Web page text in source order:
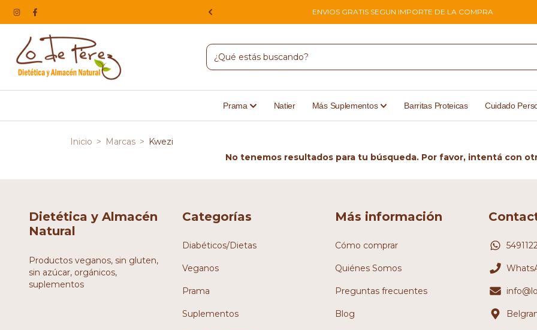
HACEMOS ENVIOS A TODO EL PAIS ENVIOS GRATIS SEGUN IMPORTE DE LA COMPRA
Prama Natier Más Suplementos Barritas Proteicas Cuidado
Inicio > Marcas > Kwezi
No tenemos resultados para tu búsqueda. Por favor, intentá con
Dietética y Almacén
Natural
Productos veganos, sin gluten,
sin azúcar, orgánicos,
suplementos
Categorías
Diabéticos/Dietas
Veganos
Prama
Suplementos
Más información
Cómo comprar
Quiénes Somos
Preguntas frecuentes
Blog